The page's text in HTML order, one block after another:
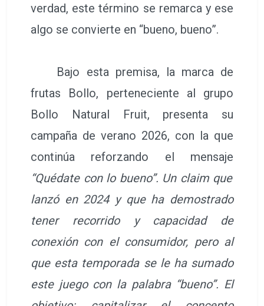
verdad, este término se remarca y ese
algo se convierte en “bueno, bueno”.
Bajo esta premisa, la marca de
frutas Bollo, perteneciente al grupo
Bollo Natural Fruit, presenta su
campaña de verano 2026, con la que
continúa reforzando el mensaje
“Quédate con lo bueno”. Un claim que
lanzó en 2024 y que ha demostrado
tener recorrido y capacidad de
conexión con el consumidor, pero al
que esta temporada se le ha sumado
este juego con la palabra “bueno”. El